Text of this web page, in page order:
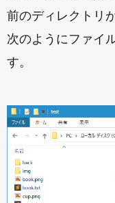
前のディレクトリ
次のようにファイ
す。